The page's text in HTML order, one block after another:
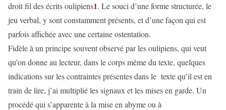
droit fil des écrits oulipiens1. Le souci d’une forme structurée, le
jeu verbal, y sont constamment présents, et d’une façon qui est
parfois affichée avec une certaine ostentation.
Fidèle à un principe souvent observé par les oulipiens, qui veut
qu’on donne au lecteur, dans le corps même du texte, quelques
indications sur les contraintes présentes dans le texte qu’il est en
train de lire, j’ai multiplié les signaux et les mises en garde. Un
procédé qui s’apparente à la mise en abyme ou à